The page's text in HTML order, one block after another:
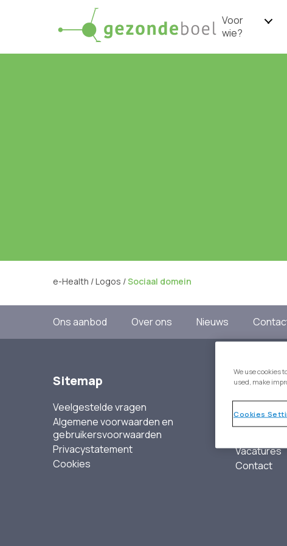
Voor
wie?
e-Health /Logos /Sociaal domein
Ons aanbod Over ons Nieuws
Sitemap
Veelgestelde vragen
Algemene voorwaarden en
gebruikersvoorwaarden
Privacystatement
Cookies
Over
Team
Vacatures
Contact
We use cookies
used, make
Cookies